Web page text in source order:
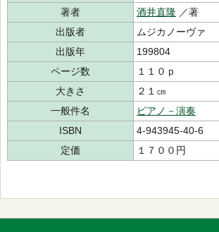
著者
酒井直隆 ／著
出版者
ムジカノーヴァ
出版年
199804
ページ数
１１０ｐ
大きさ
２１㎝
一般件名
ピアノ－演奏
ISBN
4-943945-40-6
定価
１７００円